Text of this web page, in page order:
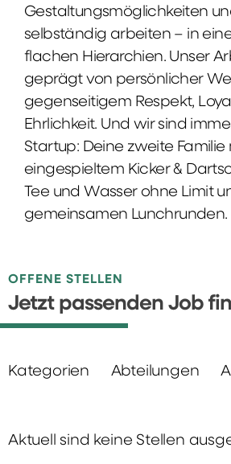
Gestaltungsmöglichkeiten
selbständig arbeiten – in
flachen Hierarchien. Unser
geprägt von persönlicher
gegenseitigem Respekt,
Ehrlichkeit. Und wir sind
Startup: Deine zweite Familie
eingespieltem Kicker &
Tee und Wasser ohne Limit
gemeinsamen Lunchrunden.
OFFENE STELLEN
Jetzt passenden Job
Kategorien Abteilungen
Aktuell sind keine Stellen